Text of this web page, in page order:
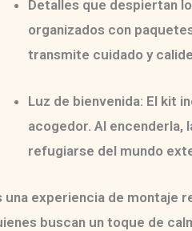
Detalles que despiertan
organizados con
transmite cuidado y
Luz de bienvenida: El kit
acogedor. Al encenderla,
refugiarse del mundo
una experiencia de montaje
buscan un toque de